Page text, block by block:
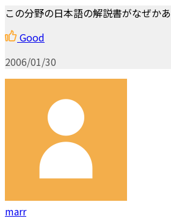
この分野の日本語の解説書がなぜか
Good
2006/01/30
marr